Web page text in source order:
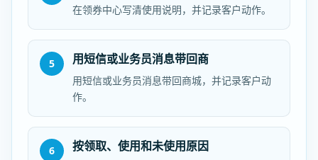
在领券中心写清使用说明，并记录客户动作。
5 用短信或业务员消息带回商
用短信或业务员消息带回商城，并记录客户动
作。
6 按领取、使用和未使用原因